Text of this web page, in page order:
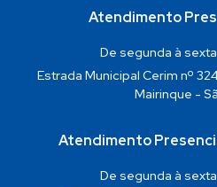
Atendimento
De segunda à
Estrada Municipal Cerim nº
Mairinque -
Atendimento
De segunda à